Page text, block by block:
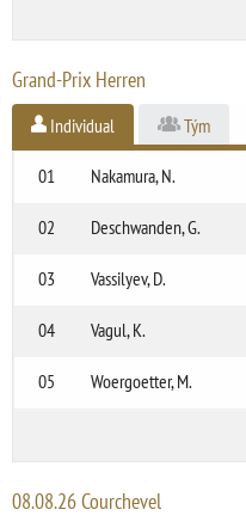
Grand-Prix Herren
Individual Tým
01 Nakamura, N.
02 Deschwanden, G.
03 Vassilyev, D.
04 Vagul, K.
05 Woergoetter, M.
08.08.26 Courchevel